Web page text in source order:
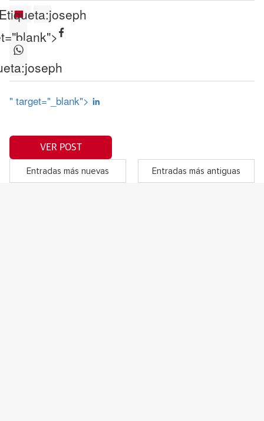
joseph
joseph
" target="_blank">
VER POST
Entradas más nuevas Entradas más antiguas